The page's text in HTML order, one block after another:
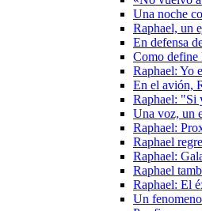
Una noche
Raphael, un
En defensa
Como define
Raphael: Yo
En el avión,
Raphael: "Si
Una voz, un
Raphael:
Raphael
Raphael:
Raphael
Raphael: El
Un